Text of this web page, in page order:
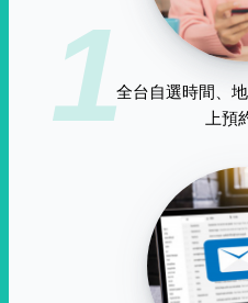
1全台自選時間、
上預